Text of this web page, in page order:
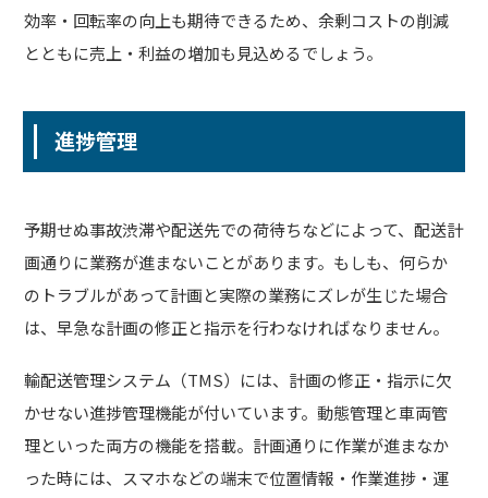
効率・回転率の向上も期待できるため、余剰コストの削減
とともに売上・利益の増加も見込めるでしょう。
進捗管理
予期せぬ事故渋滞や配送先での荷待ちなどによって、配送計
画通りに業務が進まないことがあります。もしも、何らか
のトラブルがあって計画と実際の業務にズレが生じた場合
は、早急な計画の修正と指示を行わなければなりません。
輸配送管理システム（TMS）には、計画の修正・指示に欠
かせない進捗管理機能が付いています。動態管理と車両管
理といった両方の機能を搭載。計画通りに作業が進まなか
った時には、スマホなどの端末で位置情報・作業進捗・運